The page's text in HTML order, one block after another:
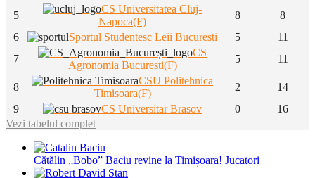
5
CS Universitatea Cluj-
Napoca(F)
8
8
6
Sportul Studentesc Leii Bucuresti 5
11
7
CS
Agronomia Bucuresti(F)
5 11
8
CSU Politehnica
Timisoara(F)
2
14
9
CS Universitar Brasov 0
16
Vezi tabelul complet
Cătălin „Bobo” Baciu revine la Timișoara! Jucatori